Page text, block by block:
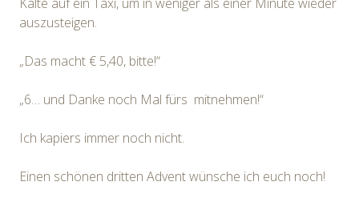
auszusteigen.
„Das macht € 5,40, bitte!“
„6… und Danke noch Mal fürs mitnehmen!“
Ich kapiers immer noch nicht.
Einen schönen dritten Advent wünsche ich euch noch!